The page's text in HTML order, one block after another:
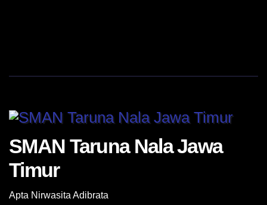
SMAN Taruna Nala Jawa
Timur
Apta Nirwasita Adibrata